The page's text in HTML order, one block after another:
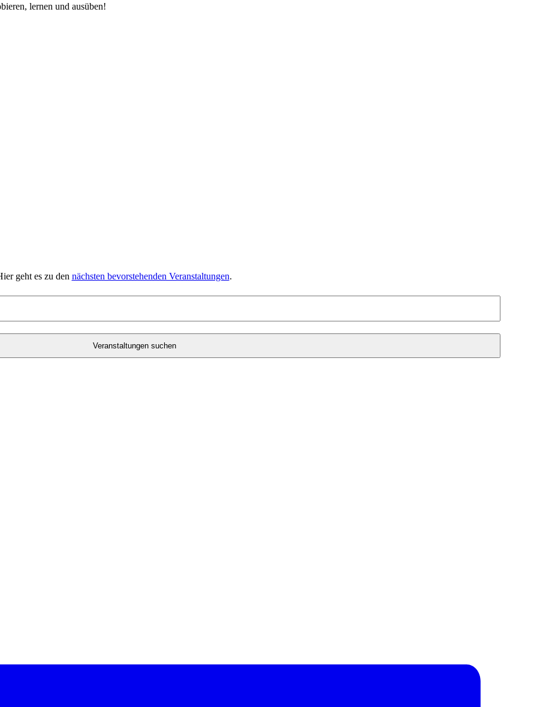
lernen und ausüben!
geht es zu den nächsten bevorstehenden Veranstaltungen.
Veranstaltungen suchen